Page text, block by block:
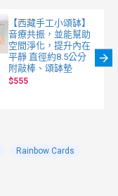
【西藏手工小頌缽】
音療共振，並能幫助
空間淨化，提升內在
平靜 直徑約8.5公分
附敲棒、頌缽墊
$555
Rainbow Cards